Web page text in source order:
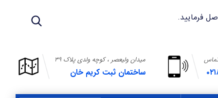
میدان ولیعصر ، کوچه ولدی پلاک ۳۹
ساختمان ثبت کریم خان